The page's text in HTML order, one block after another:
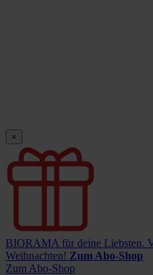
×
BIORAMA für deine Liebsten.
Weihnachten! Zum Abo-Shop
Zum Abo-Shop